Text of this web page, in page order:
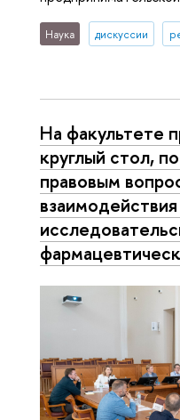
Наука дискуссии
На факультете
круглый стол,
правовым